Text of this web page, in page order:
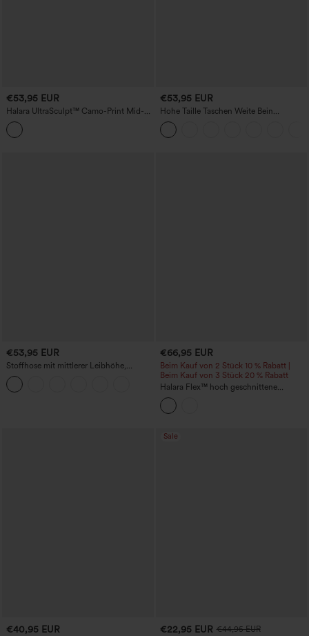
€53,95 EUR
Halara UltraSculpt™ Camo-Print Mid-
Rise weite Laufhose mit Kordelzug und
Taschen
€53,95 EUR
Hohe Taille Taschen Weite Bein
Arbeitshose
€53,95 EUR
Stoffhose mit mittlerer Leibhöhe,
Seitentaschen und geradem Bein
€66,95 EUR
Beim Kauf von 2 Stück 10 % Rabatt |
Beim Kauf von 3 Stück 20 % Rabatt
Halara Flex™ hoch geschnittene
Fischgrät-Arbeitshose mit geradem Bein
und Taschen
€40,95 EUR
Sale
€22,95 EUR €44,95 EUR